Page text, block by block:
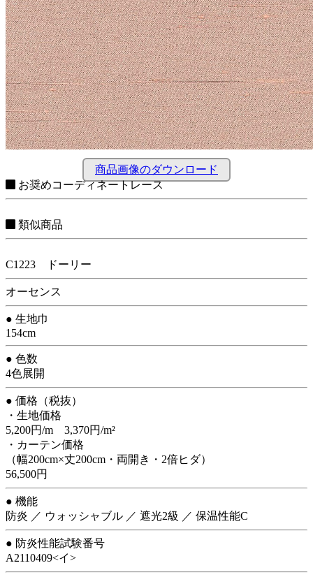
商品画像のダウンロード
お奨めコーディネートレース
類似商品
C1223 ドーリー
オーセンス
● 生地巾
154cm
● 色数
4色展開
● 価格（税抜）
・生地価格
5,200円/m 3,370円/m²
・カーテン価格
（幅200cm×丈200cm・両開き・2倍ヒダ）
56,500円
● 機能
防炎 ／ ウォッシャブル ／ 遮光2級 ／ 保温性能C
● 防炎性能試験番号
A2110409<イ>